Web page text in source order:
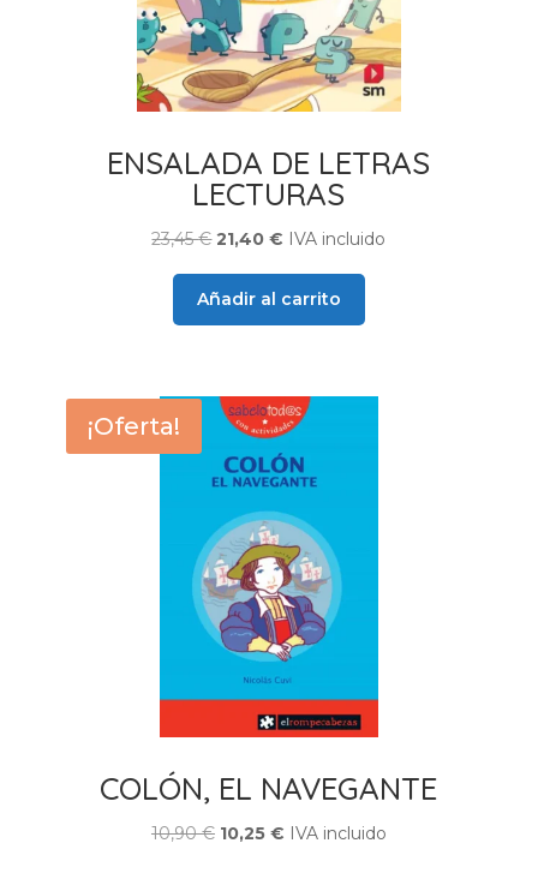
ENSALADA DE LETRAS
LECTURAS
23,45€El
original
era:
21,40€ El
actual
es:
IVA incluido
Añadir al carrito
¡Oferta!
COLÓN, EL NAVEGANTE
10,90€ El
10,25 €ElIVA incluido